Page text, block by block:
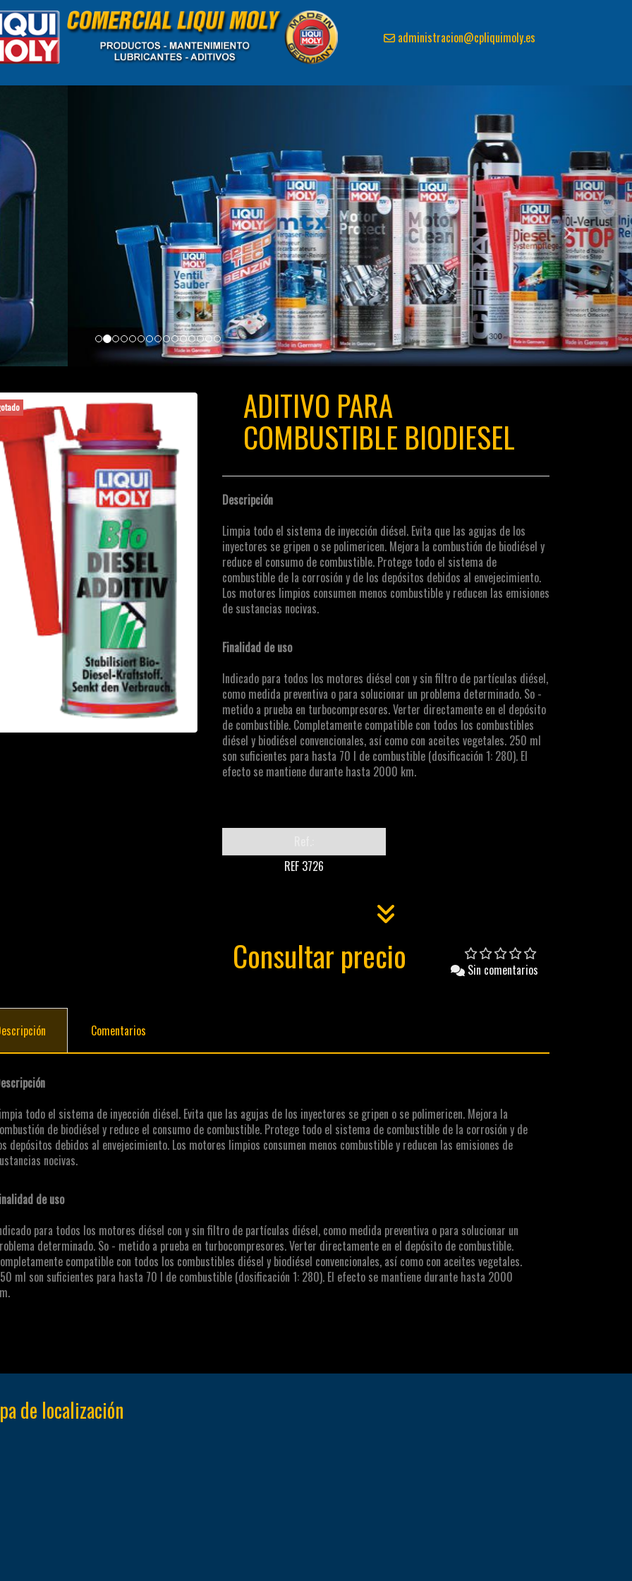
administracion cpliquimoly.es
ADITIVO PARA
COMBUSTIBLE BIODIESEL
Descripción
Limpia todo el sistema de inyección diésel. Evita que las agujas de los
inyectores se gripen o se polimericen. Mejora la combustión de biodiésel y
reduce el consumo de combustible. Protege todo el sistema de
combustible de la corrosión y de los depósitos debidos al envejecimiento.
Los motores limpios consumen menos combustible y reducen las emisiones
de sustancias nocivas.
Finalidad de uso
Indicado para todos los motores diésel con y sin filtro de partículas diésel,
como medida preventiva o para solucionar un problema determinado. So -
metido a prueba en turbocompresores. Verter directamente en el depósito
de combustible. Completamente compatible con todos los combustibles
diésel y biodiésel convencionales, así como con aceites vegetales. 250 ml
son suficientes para hasta 70 l de combustible (dosificación 1: 280). El
efecto se mantiene durante hasta 2000 km.
REF 3726
Consultar precio Sin comentarios
Comentarios
todo el sistema de inyección diésel. Evita que las agujas de los inyectores se gripen o se polimericen. Mejora la
de biodiésel y reduce el consumo de combustible. Protege todo el sistema de combustible de la corrosión y de
depósitos debidos al envejecimiento. Los motores limpios consumen menos combustible y reducen las emisiones de
nocivas.
de uso
para todos los motores diésel con y sin filtro de partículas diésel, como medida preventiva o para solucionar un
determinado. So - metido a prueba en turbocompresores. Verter directamente en el depósito de combustible.
compatible con todos los combustibles diésel y biodiésel convencionales, así como con aceites vegetales.
ml son suficientes para hasta 70 l de combustible (dosificación 1: 280). El efecto se mantiene durante hasta 2000
de localización